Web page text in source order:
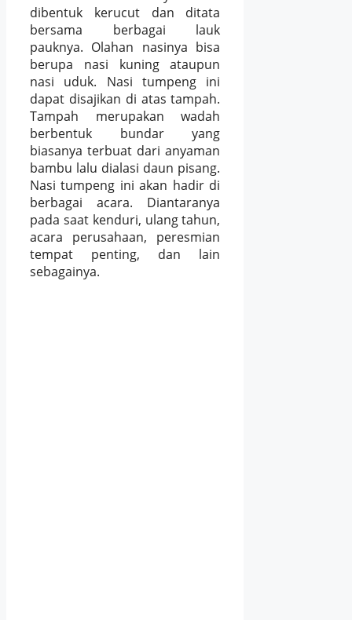
dibentuk kerucut dan ditata
bersama berbagai lauk
pauknya. Olahan nasinya bisa
berupa nasi kuning ataupun
nasi uduk. Nasi tumpeng ini
dapat disajikan di atas tampah.
Tampah merupakan wadah
berbentuk bundar yang
biasanya terbuat dari anyaman
bambu lalu dialasi daun pisang.
Nasi tumpeng ini akan hadir di
berbagai acara. Diantaranya
pada saat kenduri, ulang tahun,
acara perusahaan, peresmian
tempat penting, dan lain
sebagainya.